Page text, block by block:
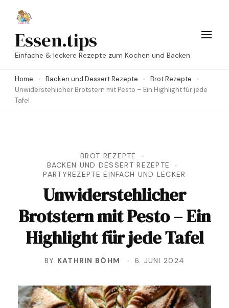
content
(Press
Enter)
Essen.tips
Einfache & leckere Rezepte zum Kochen und Backen
Home Backen und Dessert Rezepte
Brot Rezepte
Unwiderstehlicher Brotstern mit Pesto – Ein Highlight für jede
Tafel
BROT REZEPTE
BACKEN UND DESSERT REZEPTE
PARTYREZEPTE EINFACH UND LECKER
Unwiderstehlicher
Brotstern mit Pesto – Ein
Highlight für jede Tafel
BY KATHRIN BÖHM 6. JUNI 2024